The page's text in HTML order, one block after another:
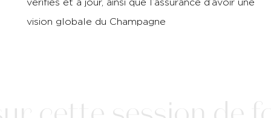
vision globale du Champagne